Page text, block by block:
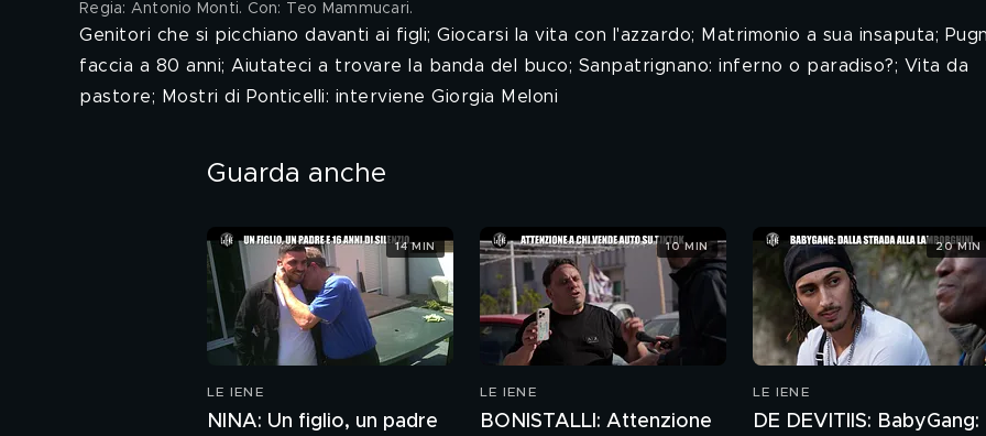
Regia: Antonio Monti. Con: Teo Mammucari.
Genitori che si picchiano davanti ai figli; Giocarsi la vita con l'azzardo; Matrimonio a sua insaputa;
faccia a 80 anni; Aiutateci a trovare la banda del buco; Sanpatrignano: inferno o paradiso?; Vita da
pastore; Mostri di Ponticelli: interviene Giorgia Meloni
Guarda anche
LE IENE
NINA: Un figlio, un padre
14 MIN
LE IENE
BONISTALLI: Attenzione
10 MIN
LE IENE
DE DEVITIIS: BabyGang:
20 MIN